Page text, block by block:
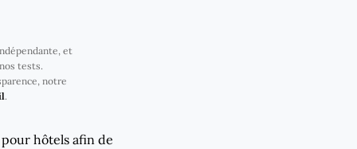
et
tests.
notre
.
hôtels afin de